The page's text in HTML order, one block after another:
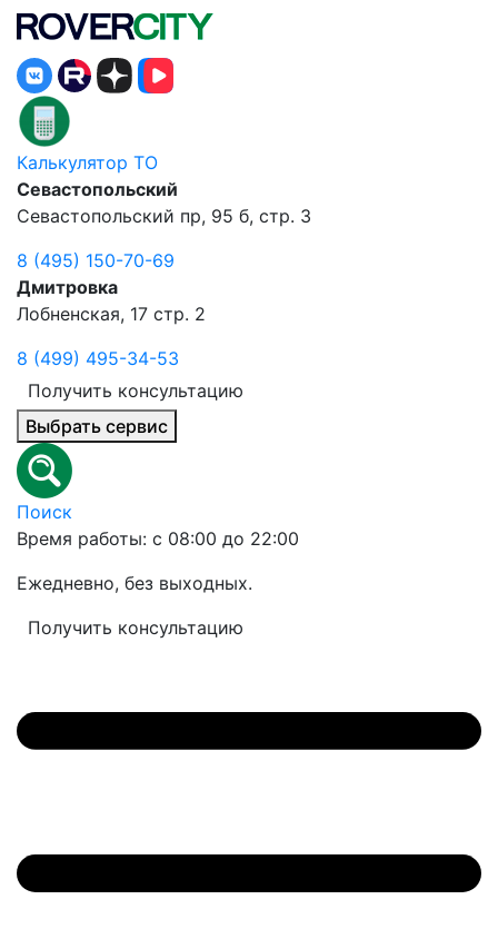
Калькулятор ТО
Севастопольский
Севастопольский пр, 95 б, стр. 3
8 (495) 150-70-69
Дмитровка
Лобненская, 17 стр. 2
8 (499) 495-34-53
Получить консультацию
Выбрать сервис
Поиск
Время работы: с 08:00 до 22:00
Ежедневно, без выходных.
Получить консультацию